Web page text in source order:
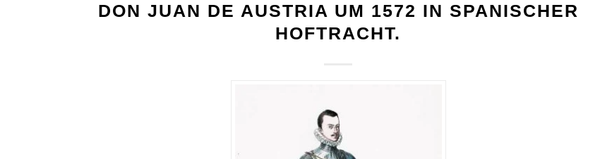
DON JUAN DE AUSTRIA UM 1572 IN SPANISCHER
HOFTRACHT.